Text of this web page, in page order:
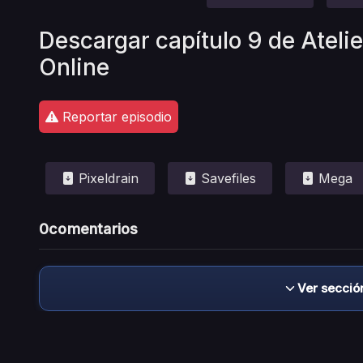
Descargar capítulo 9 de
Online
Reportar episodio
Pixeldrain Savefiles Mega
0comentarios
Ver